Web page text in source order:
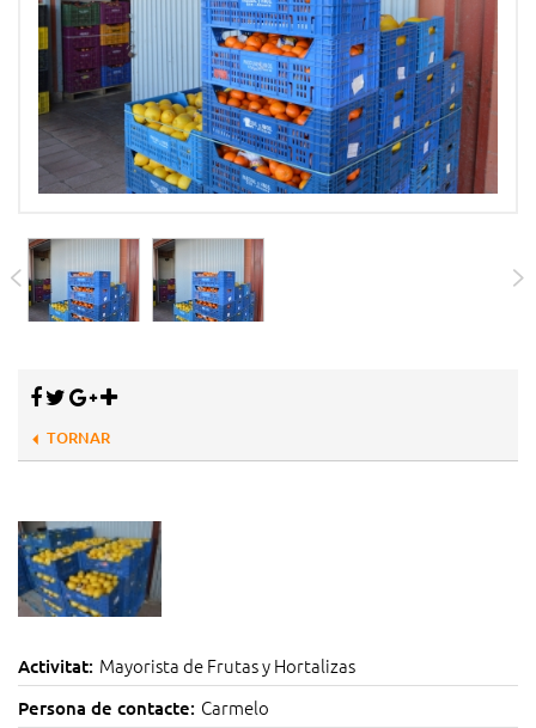
TORNAR
Activitat: Mayorista de Frutas y Hortalizas
Persona de contacte: Carmelo